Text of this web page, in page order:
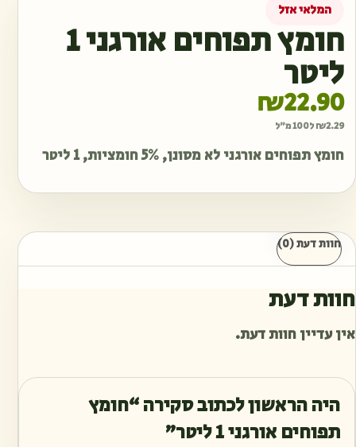
חומץ תפוחים אורגני 1
ליטר
₪22.90
₪2.29 ל100 מ"ל
חומץ תפוחים אורגני לא מסונן, 5% חומציות, 1 ליטר
המלאי אזל
חוות דעת (0)
חוות דעת
אין עדיין חוות דעת.
היה הראשון לכתוב סקירה “חומץ
תפוחים אורגני 1 ליטר”